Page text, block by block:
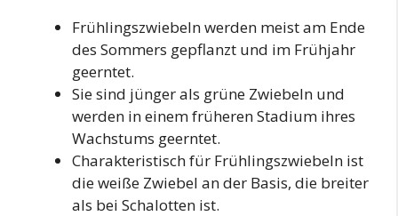
Frühlingszwiebeln werden meist am Ende
des Sommers gepflanzt und im Frühjahr
geerntet.
Sie sind jünger als grüne Zwiebeln und
werden in einem früheren Stadium ihres
Wachstums geerntet.
Charakteristisch für Frühlingszwiebeln ist
die weiße Zwiebel an der Basis, die breiter
als bei Schalotten ist.